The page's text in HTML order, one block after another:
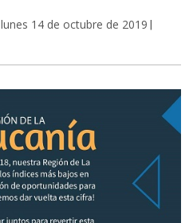
lunes 14 de octubre de 2019